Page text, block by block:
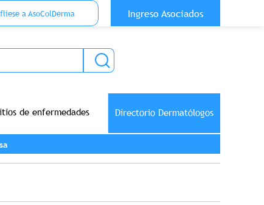
Anónimo
a AsoColDerma
Ingreso Asociados
de enfermedades Directorio Dermatólogos